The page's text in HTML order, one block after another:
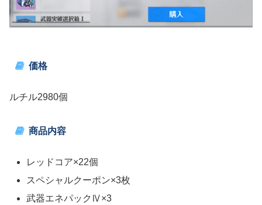
価格
ルチル2980個
商品内容
レッドコア×22個
スペシャルクーポン×3枚
武器エネパックⅣ×3